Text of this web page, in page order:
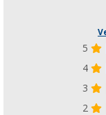
5
4
3
2